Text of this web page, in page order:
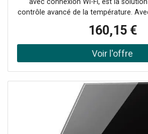
avec connexion Wi-Fi, est la
contrôle avancé de la température.
intuitive et des fonctionnalités
un maximum de confort et
Connexion Wi-Fi: contrôle à distance
Home + Control App. Compatibilité:
Fonction Boost: mise en marche
ou 90 minutes. Surveillance
température et de l'humidité.
compatible avec les vannes
Programmation intuitive:
160,15 €